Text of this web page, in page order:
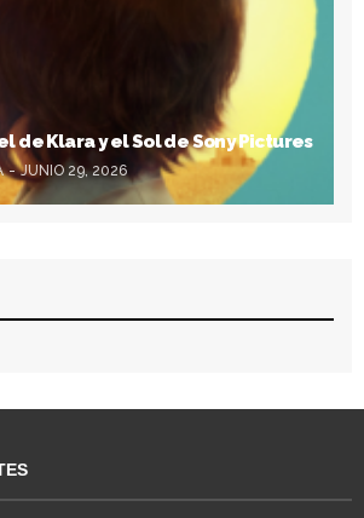
de Klara y el Sol de Sony Pictures
JUNIO 29, 2026